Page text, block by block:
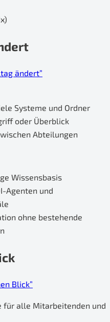
ändert”
Systeme und Ordner
oder Überblick
Abteilungen
Wissensbasis
Agenten und
ohne bestehende
Blick”
für alle Mitarbeitenden und